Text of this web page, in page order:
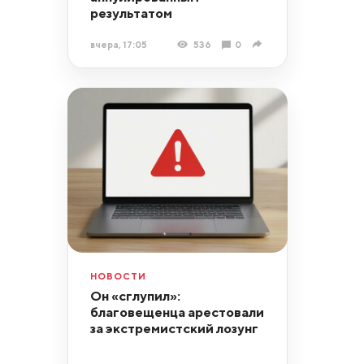
результатом
вчера, 17:05 536 0
НОВОСТИ
Он «сглупил»:
благовещенца арестовали
за экстремистский лозунг